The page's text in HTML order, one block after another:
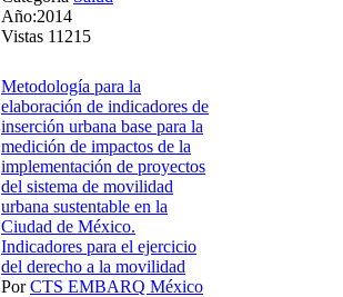
Año:2014
Vistas 11215
Metodología para la
elaboración de indicadores de
inserción urbana base para la
medición de impactos de la
implementación de proyectos
del sistema de movilidad
urbana sustentable en la
Ciudad de México.
Indicadores para el ejercicio
del derecho a la movilidad
PorCTS EMBARQ México